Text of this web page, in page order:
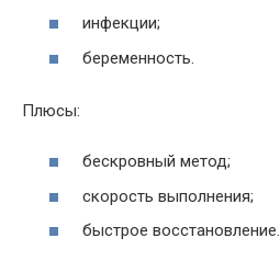
инфекции;
беременность.
Плюсы:
бескровный метод;
скорость выполнения;
быстрое восстановление.